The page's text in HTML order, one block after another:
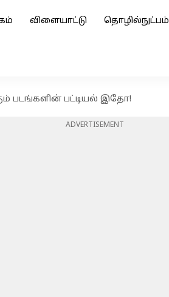
விளையாட்டு தொழில்நுட்பம்
படங்களின் பட்டியல் இதோ!
ADVERTISEMENT